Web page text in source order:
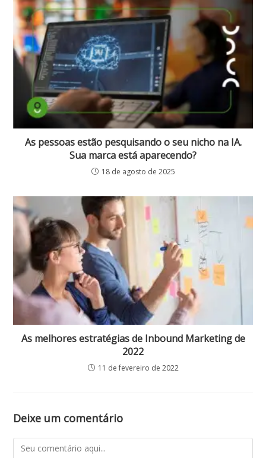
As pessoas estão pesquisando o seu nicho na IA.
Sua marca está aparecendo?
18 de agosto de 2025
As melhores estratégias de Inbound Marketing de
2022
11 de fevereiro de 2022
Deixe um comentário